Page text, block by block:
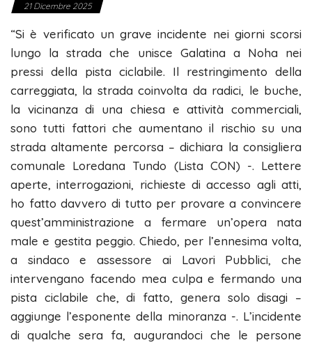
21 Dicembre 2025
“Si è verificato un grave incidente nei giorni scorsi
lungo la strada che unisce Galatina a Noha nei
pressi della pista ciclabile. Il restringimento della
carreggiata, la strada coinvolta da radici, le buche,
la vicinanza di una chiesa e attività commerciali,
sono tutti fattori che aumentano il rischio su una
strada altamente percorsa – dichiara la consigliera
comunale Loredana Tundo (Lista CON) -. Lettere
aperte, interrogazioni, richieste di accesso agli atti,
ho fatto davvero di tutto per provare a convincere
quest’amministrazione a fermare un’opera nata
male e gestita peggio. Chiedo, per l’ennesima volta,
a sindaco e assessore ai Lavori Pubblici, che
intervengano facendo mea culpa e fermando una
pista ciclabile che, di fatto, genera solo disagi –
aggiunge l’esponente della minoranza -. L’incidente
di qualche sera fa, augurandoci che le persone